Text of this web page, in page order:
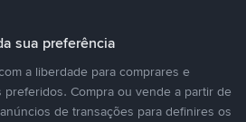
sua preferência
a liberdade para comprares e
Compra ou vende a partir de
de transações para definires os